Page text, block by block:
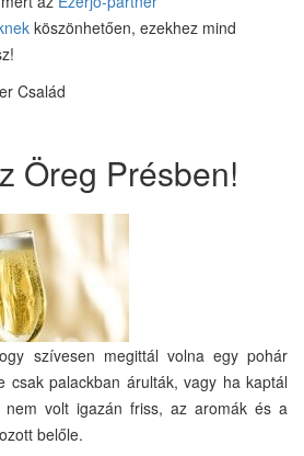
köszönhetően, ezekhez mind
Család
Öreg Présben!
szívesen megittál volna egy pohár
csak palackban árulták, vagy ha kaptál
volt igazán friss, az aromák és a
belőle.